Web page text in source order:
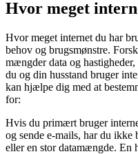
Hvor meget
Hvor meget internet du har
behov og brugsmønstre.
mængder data og
du og din husstand bruger
kan hjælpe dig med at
for:
Hvis du primært bruger
og sende e-mails, har du
eller en stor datamængde. En